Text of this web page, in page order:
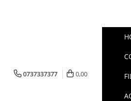
0737337377 0,00